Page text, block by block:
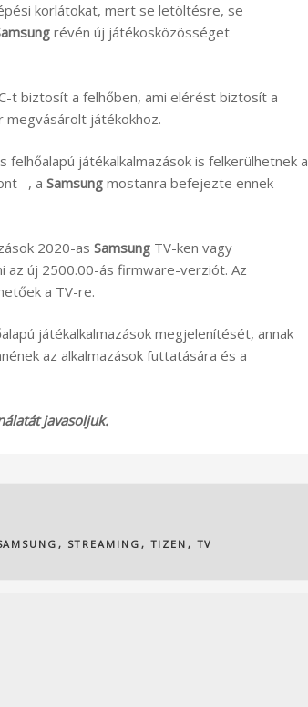
korlátokat, mert se letöltésre, se
révén új játékosközösséget
t biztosít a felhőben, ami elérést biztosít a
megvásárolt játékokhoz.
felhőalapú játékalkalmazások is felkerülhetnek a
–, a Samsung mostanra befejezte ennek
2020-as Samsung TV-ken vagy
az új 2500.00-ás firmware-verziót. Az
a TV-re.
játékalkalmazások megjelenítését, annak
az alkalmazások futtatására és a
javasoljuk.
, STREAMING , TIZEN , TV